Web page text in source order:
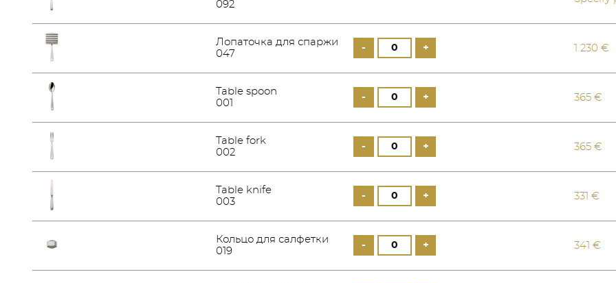
092
Лопаточка для спаржи
047
- + 1 230 €
Table spoon
001
- + 365 €
Table fork
002
- + 365 €
Table knife
003
- + 331 €
Кольцо для салфетки
019
- + 341 €